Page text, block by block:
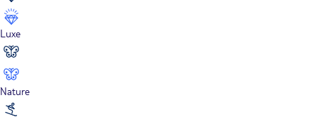
Luxe
Nature